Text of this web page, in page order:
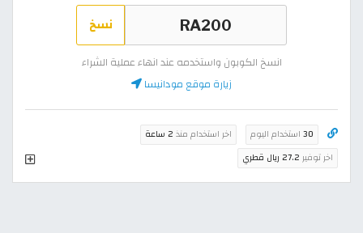
نسخ
انسخ الكوبون واستخدمه عند انهاء عملية الشراء
زيارة موقع مودانيسا
30 استخدام اليوم اخر استخدام منذ 2 ساعة
اخر توفير 27.2 ريال قطري